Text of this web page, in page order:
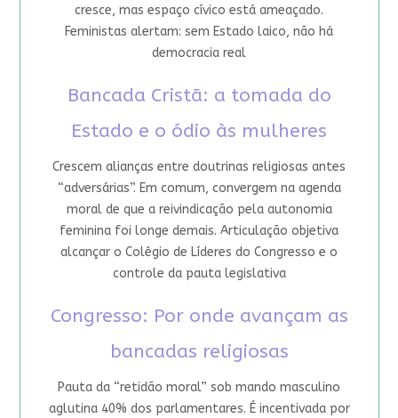
cresce, mas espaço cívico está ameaçado.
Feministas alertam: sem Estado laico, não há
democracia real
Bancada Cristã: a tomada do
Estado e o ódio às mulheres
Crescem alianças entre doutrinas religiosas antes
“adversárias”. Em comum, convergem na agenda
moral de que a reivindicação pela autonomia
feminina foi longe demais. Articulação objetiva
alcançar o Colégio de Líderes do Congresso e o
controle da pauta legislativa
Congresso: Por onde avançam as
bancadas religiosas
Pauta da “retidão moral” sob mando masculino
aglutina 40% dos parlamentares. É incentivada por